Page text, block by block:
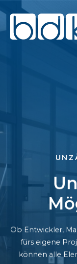
Ob Entwickler,
fürs eigene
können alle